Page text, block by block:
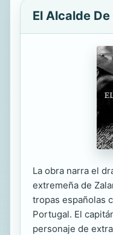
El Alcalde
La obra narra el
extremeña de
tropas españolas
Portugal. El
personaje de